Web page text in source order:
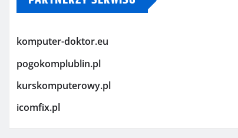
komputer-doktor.eu
pogokomplublin.pl
kurskomputerowy.pl
icomfix.pl